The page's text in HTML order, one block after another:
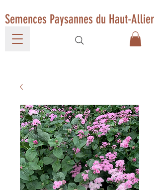
Semences Paysannes du Haut-Allier